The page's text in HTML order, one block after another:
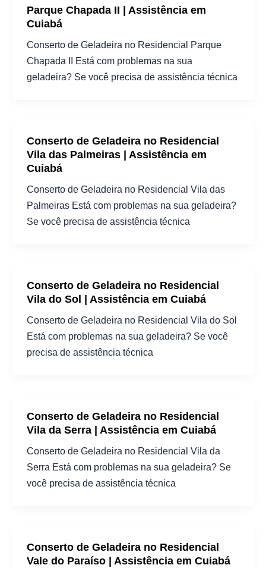
Parque Chapada II | Assistência em
Cuiabá
Conserto de Geladeira no Residencial Parque
Chapada II Está com problemas na sua
geladeira? Se você precisa de assistência técnica
Conserto de Geladeira no Residencial
Vila das Palmeiras | Assistência em
Cuiabá
Conserto de Geladeira no Residencial Vila das
Palmeiras Está com problemas na sua geladeira?
Se você precisa de assistência técnica
Conserto de Geladeira no Residencial
Vila do Sol | Assistência em Cuiabá
Conserto de Geladeira no Residencial Vila do Sol
Está com problemas na sua geladeira? Se você
precisa de assistência técnica
Conserto de Geladeira no Residencial
Vila da Serra | Assistência em Cuiabá
Conserto de Geladeira no Residencial Vila da
Serra Está com problemas na sua geladeira? Se
você precisa de assistência técnica
Conserto de Geladeira no Residencial
Vale do Paraíso | Assistência em Cuiabá